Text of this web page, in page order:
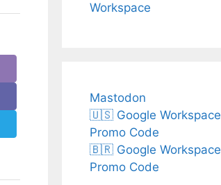
Workspace
Mastodon
🇺🇸 Google Workspace
Promo Code
🇧🇷 Google Workspace
Promo Code